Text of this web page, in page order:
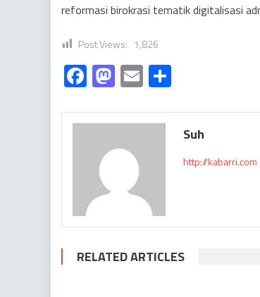
reformasi birokrasi tematik digitalisasi
Post Views: 1,826
Facebook
Mastodon
Email
Suh
http://kabarri.com
RELATED ARTICLES